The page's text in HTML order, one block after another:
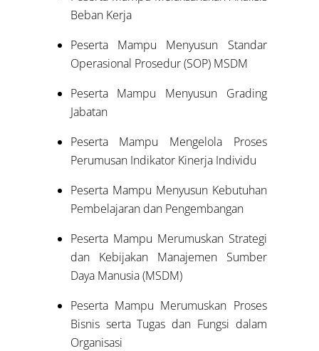
Beban Kerja
Peserta Mampu Menyusun Standar
Operasional Prosedur (SOP) MSDM
Peserta Mampu Menyusun Grading
Jabatan
Peserta Mampu Mengelola Proses
Perumusan Indikator Kinerja Individu
Peserta Mampu Menyusun Kebutuhan
Pembelajaran dan Pengembangan
Peserta Mampu Merumuskan Strategi
dan Kebijakan Manajemen Sumber
Daya Manusia (MSDM)
Peserta Mampu Merumuskan Proses
Bisnis serta Tugas dan Fungsi dalam
Organisasi